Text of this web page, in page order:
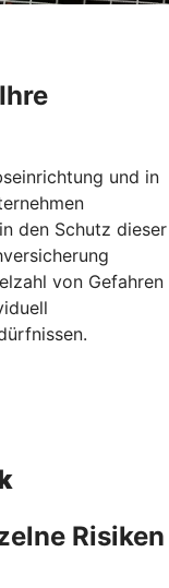
und in
den Schutz dieser
von Gefahren
Risiken